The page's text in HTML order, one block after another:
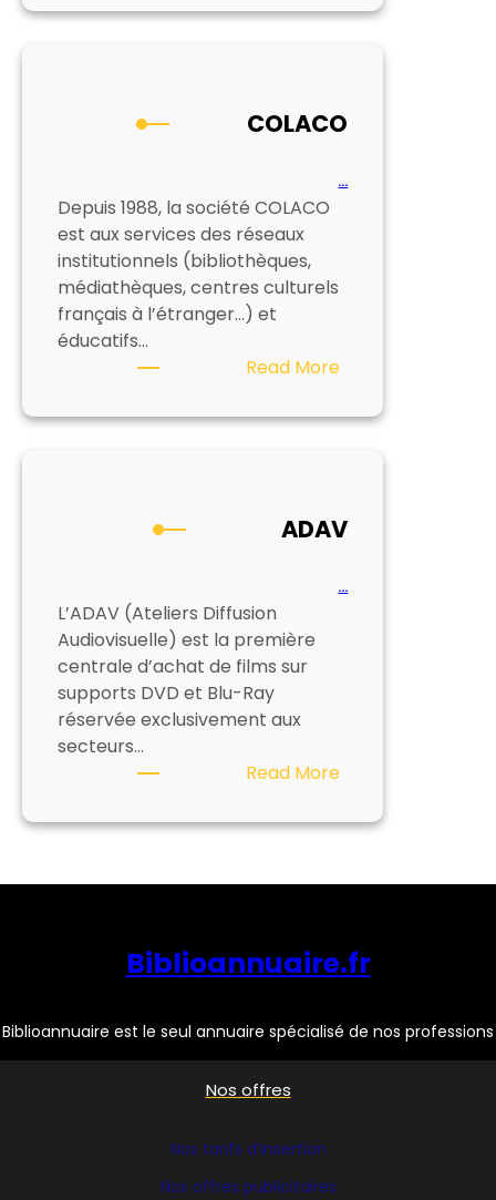
–
MEDIATHEQUES
COLACO
…
Depuis 1988, la société COLACO
est aux services des réseaux
institutionnels (bibliothèques,
médiathèques, centres culturels
français à l’étranger…) et
éducatifs…
Read More:
ADAV
…
L’ADAV (Ateliers Diffusion
Audiovisuelle) est la première
centrale d’achat de films sur
supports DVD et Blu-Ray
réservée exclusivement aux
secteurs…
Read More:
Biblioannuaire.fr
Biblioannuaire est le seul annuaire spécialisé de nos professions
Nos offres
Nos tarifs d’insertion
Nos offres publicitaires